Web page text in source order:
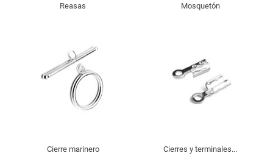
Reasas Mosquetón
Cierre marinero Cierres y terminales...